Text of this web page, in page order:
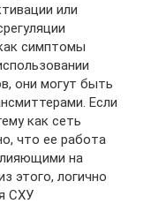
или
симптомы
они могут быть
Если
как сеть
что ее работа
на
этого, логично
СХУ